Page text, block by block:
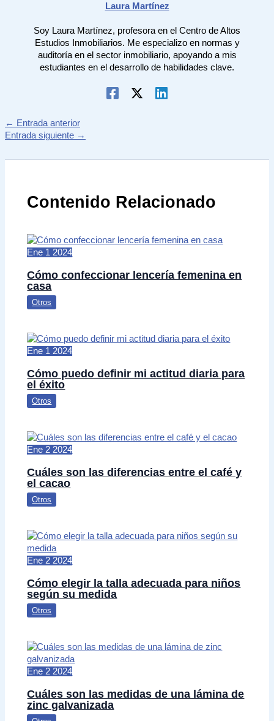
Laura Martínez
Soy Laura Martínez, profesora en el Centro de Altos
Estudios Inmobiliarios. Me especializo en normas y
auditoría en el sector inmobiliario, apoyando a mis
estudiantes en el desarrollo de habilidades clave.
← Entrada anterior
Entrada siguiente →
Contenido Relacionado
Ene 1 2024
Cómo confeccionar lencería femenina en
casa
Otros
Ene 1 2024
Cómo puedo definir mi actitud diaria para
el éxito
Otros
Ene 2 2024
Cuáles son las diferencias entre el café y
el cacao
Otros
Ene 2 2024
Cómo elegir la talla adecuada para niños
según su medida
Otros
Ene 2 2024
Cuáles son las medidas de una lámina de
zinc galvanizada